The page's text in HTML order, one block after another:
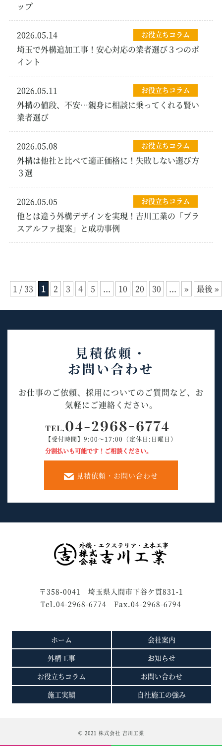
ップ
2026.05.14 お役立ちコラム
埼玉で外構追加工事！安心対応の業者選び３つのポ
イント
2026.05.11 お役立ちコラム
外構の値段、不安…親身に相談に乗ってくれる賢い
業者選び
2026.05.08 お役立ちコラム
外構は他社と比べて適正価格に！失敗しない選び方
３選
2026.05.05 お役立ちコラム
他とは違う外構デザインを実現！吉川工業の「プラ
スアルファ提案」と成功事例
1 / 33 1 2 3 4 5 ... 10 20 30 ... » 最後 »
見積依頼・
お問い合わせ
お仕事のご依頼、採用についてのご質問など、お
気軽にご連絡ください。
【受付時間】9:00～17:00（定休日:日曜日）
分割払いも可能です！ご相談ください。
見積依頼・お問い合わせ
〒358-0041 埼玉県入間市下谷ケ貫831-1
Tel.04-2968-6774 Fax.04-2968-6794
ホーム
外構工事
お役立ちコラム
施工実績
自社施工の強み
会社案内
お知らせ
お問い合わせ
© 2021 株式会社 吉川工業